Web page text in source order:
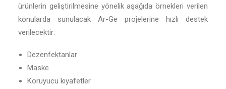
ürünlerin geliştirilmesine yönelik aşağıda örnekleri verilen
konularda sunulacak Ar-Ge projelerine hızlı destek
verilecektir:
Dezenfektanlar
Maske
Koruyucu kıyafetler